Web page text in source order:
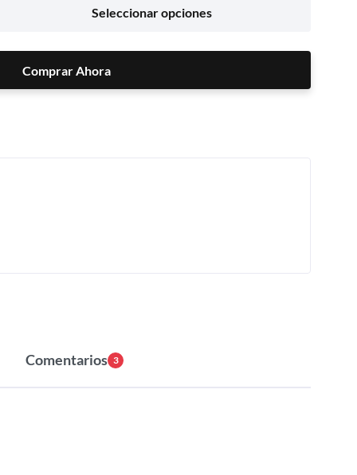
Seleccionar opciones
Comprar Ahora
Comentarios 3